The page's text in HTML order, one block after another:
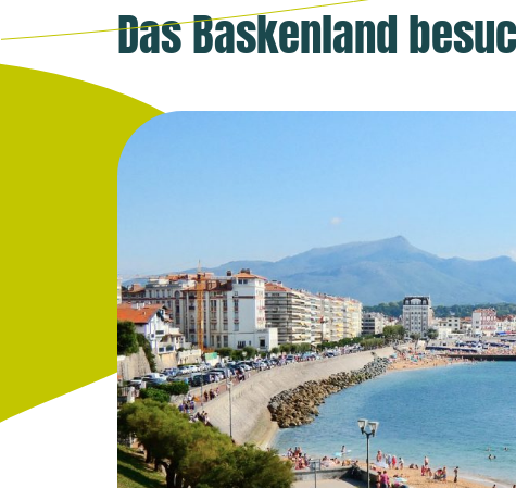
Das Baskenland